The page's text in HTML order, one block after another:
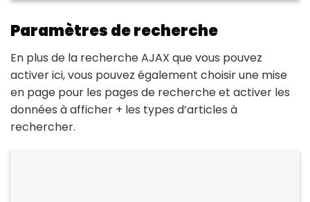
Paramètres de recherche
En plus de la recherche AJAX que vous pouvez
activer ici, vous pouvez également choisir une mise
en page pour les pages de recherche et activer les
données à afficher + les types d’articles à
rechercher.